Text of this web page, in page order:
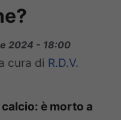
2024 - 18:00
cura di R.D.V.
è morto a